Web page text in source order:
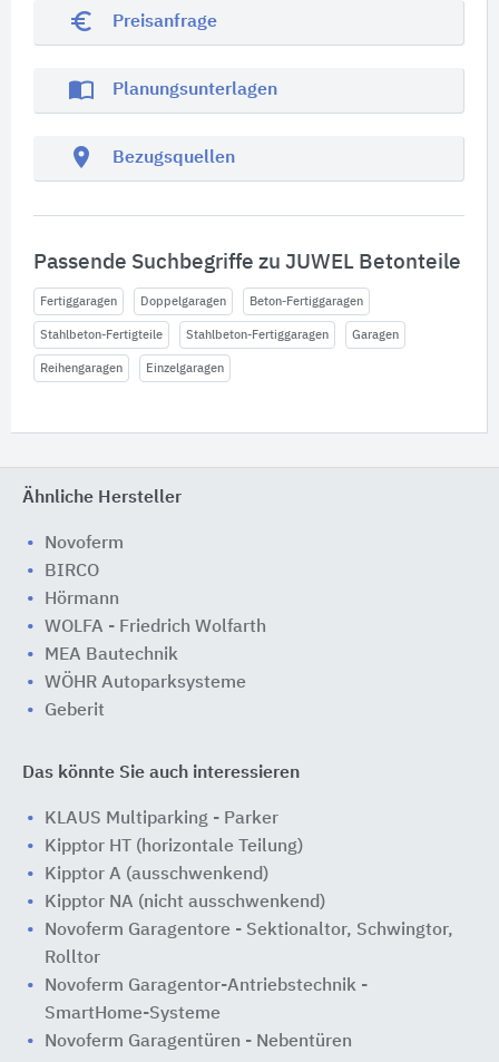
euro_symbol Preisanfrage
import_contacts Planungsunterlagen
location_on Bezugsquellen
Passende Suchbegriffe zu JUWEL Betonteile
Fertiggaragen Doppelgaragen Beton-Fertiggaragen
Stahlbeton-Fertigteile Stahlbeton-Fertiggaragen Garagen
Reihengaragen Einzelgaragen
Ähnliche Hersteller
Novoferm
BIRCO
Hörmann
WOLFA - Friedrich Wolfarth
MEA Bautechnik
WÖHR Autoparksysteme
Geberit
Das könnte Sie auch interessieren
KLAUS Multiparking - Parker
Kipptor HT (horizontale Teilung)
Kipptor A (ausschwenkend)
Kipptor NA (nicht ausschwenkend)
Novoferm Garagentore - Sektionaltor, Schwingtor,
Rolltor
Novoferm Garagentor-Antriebstechnik -
SmartHome-Systeme
Novoferm Garagentüren - Nebentüren